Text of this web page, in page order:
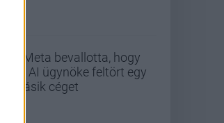
A Meta bevallotta, hogy
az AI ügynöke feltört egy
másik céget